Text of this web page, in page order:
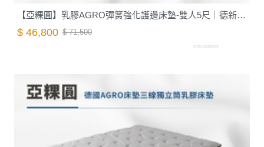
【亞粿圓】乳膠AGRO彈簧強化護邊床墊-雙人5尺｜德新床墊
$ 46,800 $ 71,500
G0110029002